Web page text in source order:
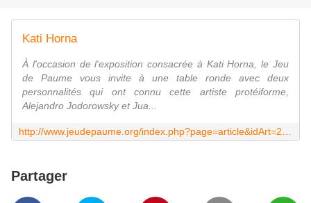
Kati Horna
À l'occasion de l'exposition consacrée à Kati Horna, le Jeu
de Paume vous invite à une table ronde avec deux
personnalités qui ont connu cette artiste protéiforme,
Alejandro Jodorowsky et Jua...
Partager